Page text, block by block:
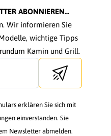
ABONNIEREN...
Wir informieren Sie
wichtige Tipps
Kamin und Grill.
Send newsletter
erklären Sie sich mit
einverstanden. Sie
Newsletter abmelden.